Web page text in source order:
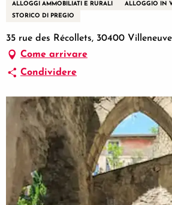
ALLOGGI AMMOBILIATI E RURALI
ALLOGGIO IN
STORICO DI PREGIO
35 rue des Récollets, 30400
Come arrivare
Condividere